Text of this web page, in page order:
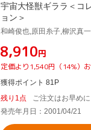
宇宙大怪獣ギララ＜コ
ョン＞
¥8,910円
定価より1,540円（14%）
獲得ポイント 81P
残り1点
ご注文はお早めに
発売年月日：2001/04/21